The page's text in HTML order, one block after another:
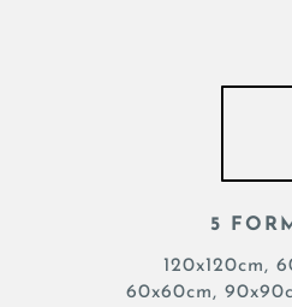
5
120x120cm,
60x60cm,